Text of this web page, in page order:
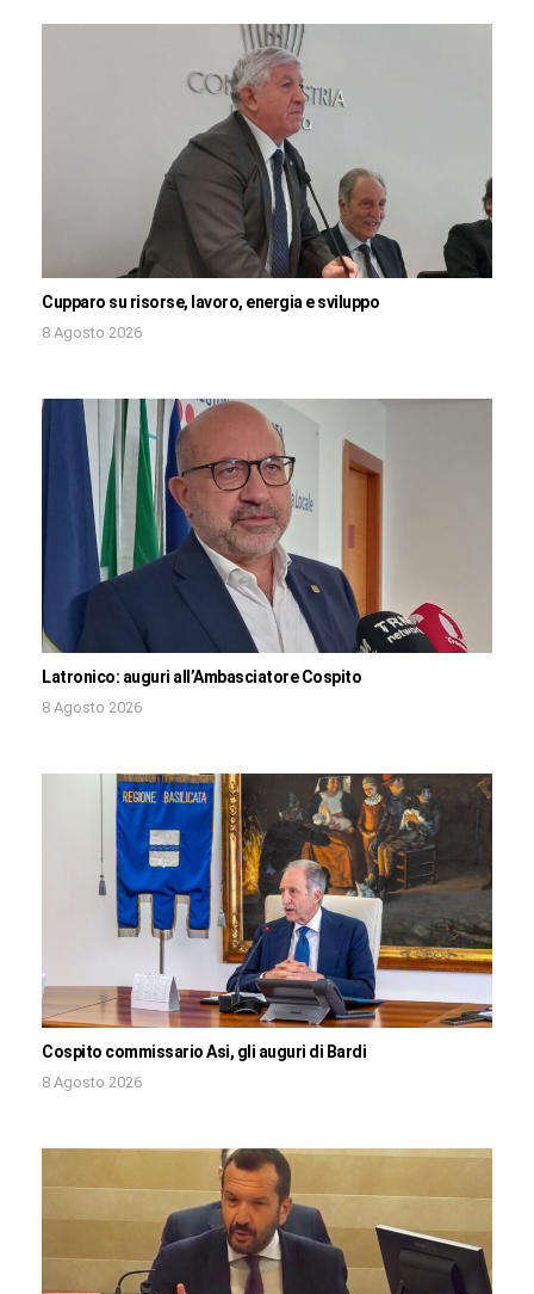
Cupparo su risorse, lavoro, energia e sviluppo
8 Agosto 2026
Latronico: auguri all’Ambasciatore Cospito
8 Agosto 2026
Cospito commissario Asi, gli auguri di Bardi
8 Agosto 2026